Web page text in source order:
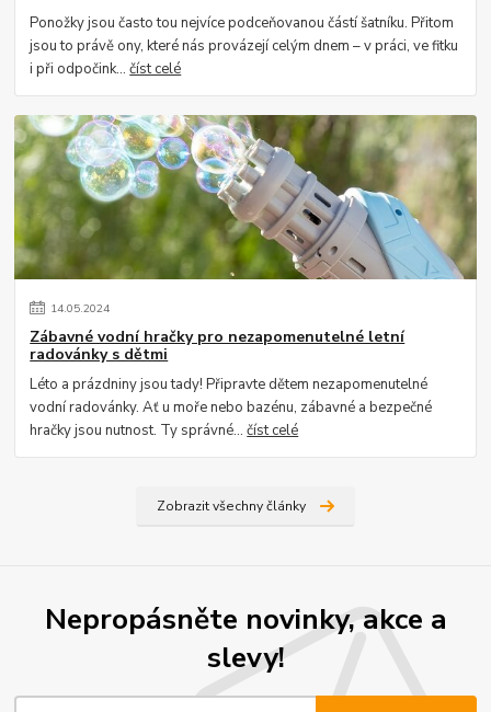
Ponožky jsou často tou nejvíce podceňovanou částí šatníku. Přitom
jsou to právě ony, které nás provázejí celým dnem – v práci, ve fitku
i při odpočink...číst celé
14.05.2024
Zábavné vodní hračky pro nezapomenutelné letní
radovánky s dětmi
Léto a prázdniny jsou tady! Připravte dětem nezapomenutelné
vodní radovánky. Ať u moře nebo bazénu, zábavné a bezpečné
hračky jsou nutnost. Ty správné...číst celé
Zobrazit všechny články
Nepropásněte novinky, akce a
slevy!